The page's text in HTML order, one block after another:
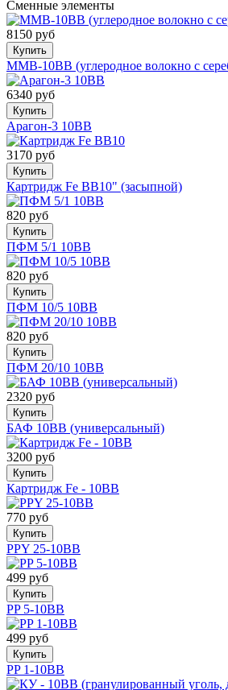
Сменные элементы
8150 руб
Купить
MMB-10BB (углеродное волокно c
6340 руб
Купить
Арагон-3 10ВВ
3170 руб
Купить
Картридж Fe BB10" (засыпной)
820 руб
Купить
ПФМ 5/1 10BB
820 руб
Купить
ПФМ 10/5 10BB
820 руб
Купить
ПФМ 20/10 10BB
2320 руб
Купить
БАФ 10ВВ (универсальный)
3200 руб
Купить
Картридж Fe - 10BB
770 руб
Купить
PPY 25-10BB
499 руб
Купить
PP 5-10BB
499 руб
Купить
PP 1-10BB